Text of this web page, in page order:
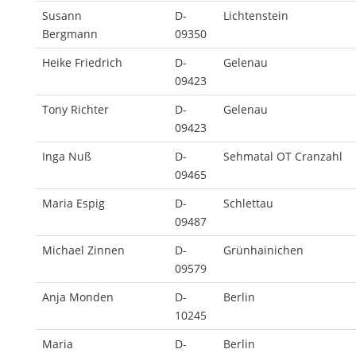
Susann
Bergmann
D-
09350
Lichtenstein
Heike Friedrich
D-
09423
Gelenau
Tony Richter
D-
09423
Gelenau
Inga Nuß
D-
09465
Sehmatal OT Cranzahl
Maria Espig
D-
09487
Schlettau
Michael Zinnen
D-
09579
Grünhainichen
Anja Monden
D-
10245
Berlin
Maria
D-
Berlin